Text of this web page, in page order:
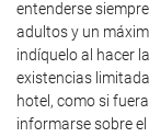
entenderse
adultos y un
indíquelo al hacer
existencias
hotel, como si
informarse sobre